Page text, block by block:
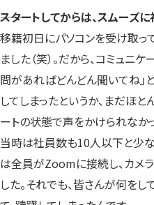
――スタートしてからは、スムーズ
移籍初日にパソコンを受け取っ
ました（笑）。だから、コミュニ
問があればどんどん聞いてね」
してしまったというか、まだほ
ートの状態で声をかけられなか
当時は社員数も10人以下と少
は全員がZoomに接続し、カメ
した。それでも、皆さんが何を